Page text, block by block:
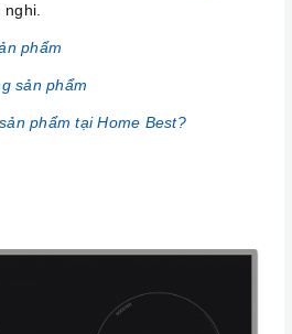
phẩm
sản phẩm
phẩm tại Home Best?